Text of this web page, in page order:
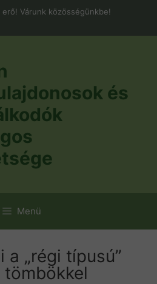
Várunk közösségünkbe!
és
Menü
a „régi típusú”